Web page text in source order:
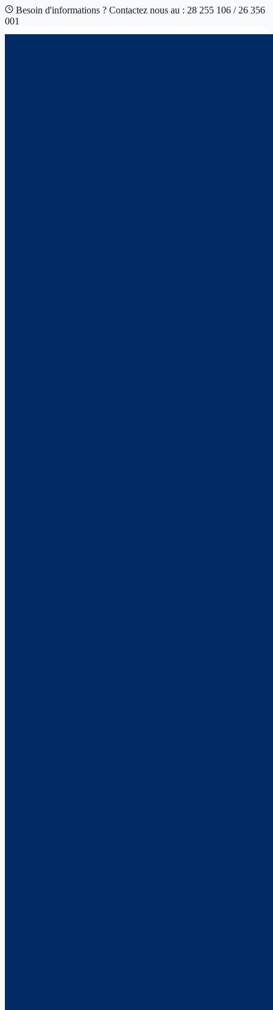
Besoin d'informations ? Contactez nous au : 28 255 106 / 26 356
001